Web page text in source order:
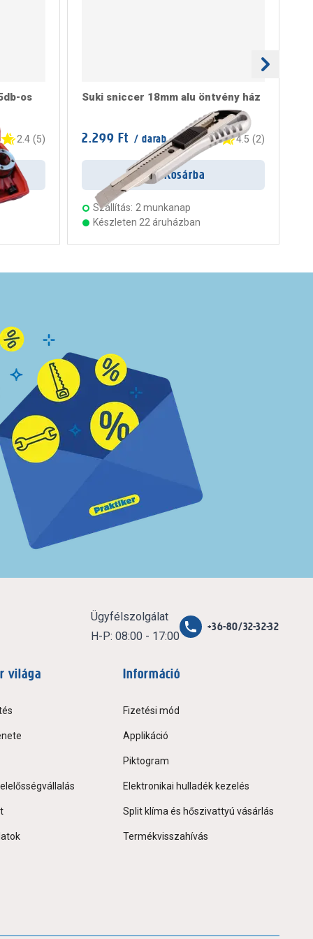
os
2.4 (5)
Suki sniccer 18mm alu öntvény ház
2.299 Ft / darab 4.5 (2)
Kosárba
Szállítás: 2 munkanap
Készleten 22 áruházban
Ügyfélszolgálat
H-P: 08:00 - 17:00
+36-80/32-32-32
világa Információ
Fizetési mód
Applikáció
Piktogram
Elektronikai hulladék kezelés
Split klíma és hőszivattyú vásárlás
Termékvisszahívás